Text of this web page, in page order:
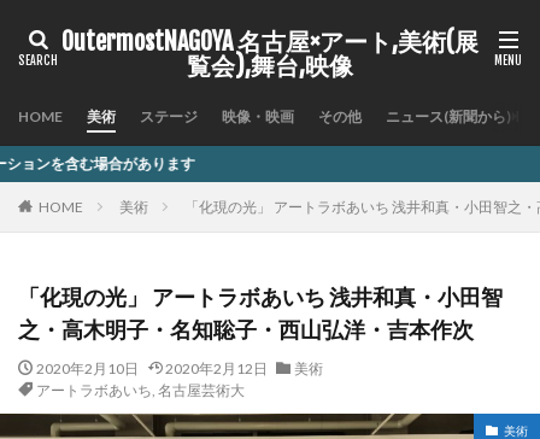
OutermostNAGOYA 名古屋×アート,美術(展
覧会),舞台,映像
HOME 美術 ステージ 映像・映画 その他 ニュース(新聞から)
HOME 美術 「化現の光」 アートラボあいち 浅井和真・小田智之
「化現の光」 アートラボあいち 浅井和真・小田智
之・高木明子・名知聡子・西山弘洋・吉本作次
2020年2月10日 2020年2月12日
美術
アートラボあいち, 名古屋芸術大
美術